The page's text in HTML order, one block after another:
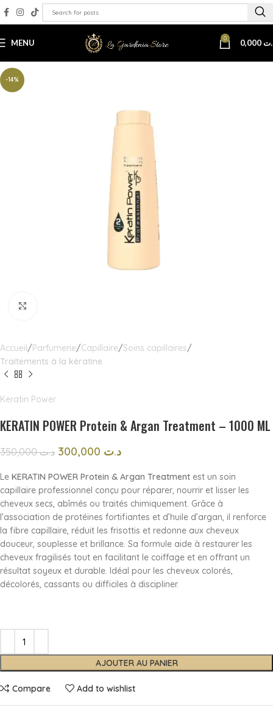
MENU 0
-14%
Accueil Parfumerie Capillaire Soins capillaires
Traitements à la kératine
Keratin Power
KERATIN POWER Protein & Argan Treatment – 1000 ML
د.ت350,000 د.ت
Le KERATIN POWER Protein & Argan Treatment est un soin
capillaire professionnel conçu pour réparer, nourrir et lisser les
cheveux secs, abîmés ou traités chimiquement. Grâce à
l’association de protéines fortifiantes et d’huile d’argan, il renforce
la fibre capillaire, réduit les frisottis et redonne aux cheveux
douceur, souplesse et brillance. Sa formule aide à restaurer les
cheveux fragilisés tout en facilitant le coiffage et en offrant un
résultat soyeux et durable. Idéal pour les cheveux colorés,
décolorés, cassants ou difficiles à discipliner.
AJOUTER AU PANIER
Compare Add to wishlist